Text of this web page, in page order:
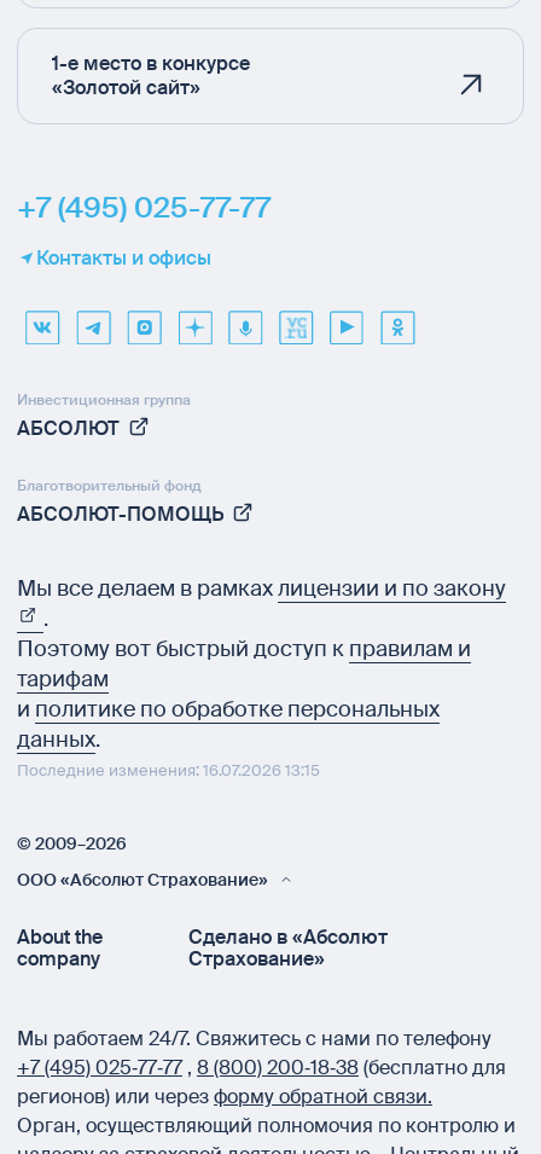
1-е место в конкурсе
«Золотой сайт»
+7 (495) 025-77-77
Контакты и офисы
Инвестиционная группа
АБСОЛЮТ
Благотворительный фонд
АБСОЛЮТ-ПОМОЩЬ
Мы все делаем в рамкахлицензии и по закону
.
Поэтому вот быстрый доступ к правилам и
тарифам
и политике по обработке персональных
данных.
Последние изменения: 16.07.2026 13:15
© 2009–2026
ООО «Абсолют Страхование»
About the
company
Сделано в «Абсолют
Страхование»
Мы работаем 24/7. Свяжитесь с нами по телефону
+7 (495) 025‑77‑77 , 8 (800) 200‑18‑38(бесплатно для
регионов) или черезформу обратной связи.
Орган, осуществляющий полномочия по контролю и